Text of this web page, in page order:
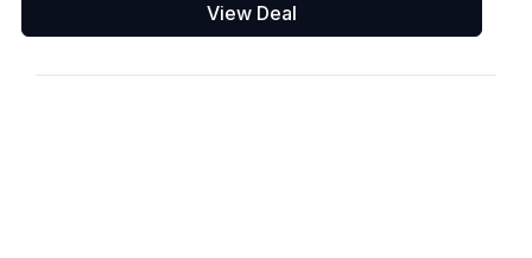
View Deal